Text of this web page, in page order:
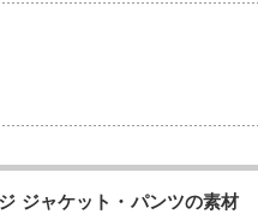
ジャケット・パンツの素材